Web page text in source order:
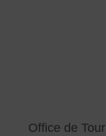
Office de